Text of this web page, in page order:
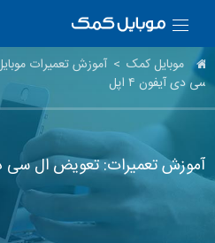
موبایل کمک > آموزش تعمیرات
سی دی آیفون ۴ اپل
آموزش تعمیرات: تعویض ال سی دی